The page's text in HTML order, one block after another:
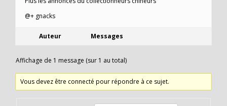
@+ gnacks
Auteur Messages
Affichage de 1 message (sur 1 au total)
Vous devez être connecté pour répondre à ce sujet.